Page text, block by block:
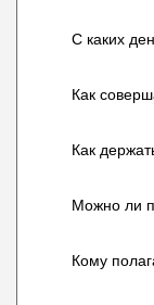
С каких
Как
Как
Можно ли
Кому